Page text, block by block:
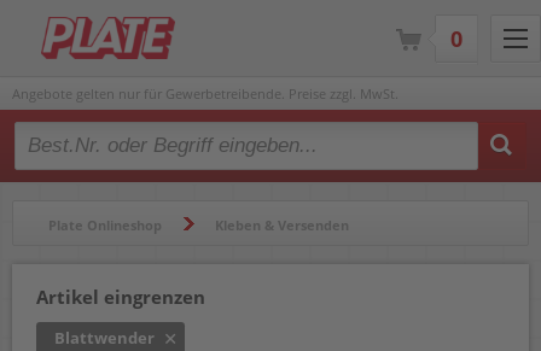
Angebote gelten nur für Gewerbetreibende. Preise zzgl. MwSt.
Type 2 or more characters for results.
Plate Onlineshop Kleben & Versenden
Artikel eingrenzen
Blattwender
0